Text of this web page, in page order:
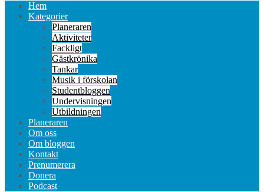
Hem
Kategorier
Planeraren
Aktiviteter
Fackligt
Gästkrönika
Tankar
Musik i förskolan
Studentbloggen
Undervisningen
Utbildningen
Planeraren
Om oss
Om bloggen
Kontakt
Prenumerera
Donera
Podcast